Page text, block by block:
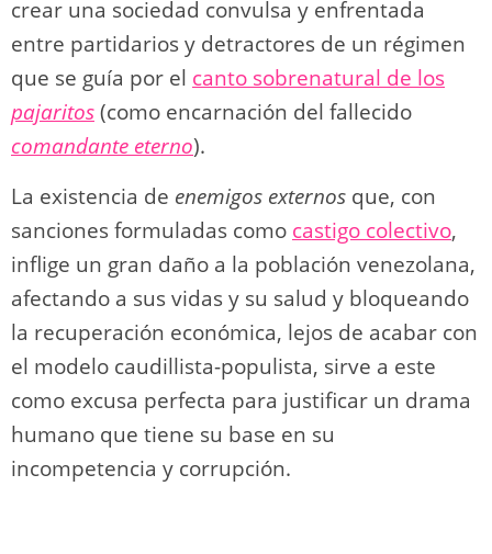
crear una sociedad convulsa y enfrentada
entre partidarios y detractores de un régimen
que se guía por el canto sobrenatural de los
pajaritos(como encarnación del fallecido
comandante eterno).
La existencia de enemigos externos que, con
sanciones formuladas como castigo colectivo,
inflige un gran daño a la población venezolana,
afectando a sus vidas y su salud y bloqueando
la recuperación económica, lejos de acabar con
el modelo caudillista-populista, sirve a este
como excusa perfecta para justificar un drama
humano que tiene su base en su
incompetencia y corrupción.